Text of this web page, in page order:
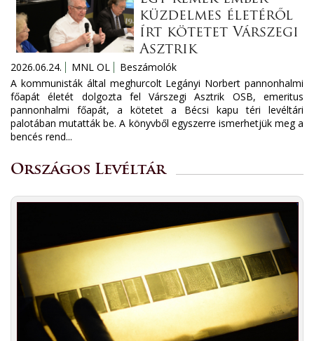
küzdelmes életéről
írt kötetet Várszegi
Asztrik
2026.06.24. MNL OL
Beszámolók
A kommunisták által meghurcolt Legányi Norbert pannonhalmi
főapát életét dolgozta fel Várszegi Asztrik OSB, emeritus
pannonhalmi főapát, a kötetet a Bécsi kapu téri levéltári
palotában mutatták be. A könyvből egyszerre ismerhetjük meg a
bencés rend...
Országos Levéltár